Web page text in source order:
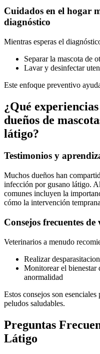
Cuidados en el hogar
diagnóstico
Mientras esperas el
Separar la mascota de
Lavar y desinfectar
Este enfoque preventivo
¿Qué
dueños de
látigo?
Testimonios y
Muchos dueños han
infección por gusano látigo.
comunes incluyen la
cómo la intervención
Consejos frecuentes
Veterinarios a menudo
Realizar
Monitorear el bienestar
anormalidad
Estos consejos son
peludos saludables.
Preguntas
Látigo